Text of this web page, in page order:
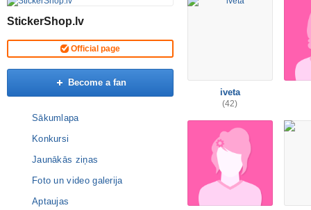
StickerShop.lv
Official page
Become a fan
Sākumlapa
Konkursi
Jaunākās ziņas
Foto un video galerija
Aptaujas
iveta
(42)